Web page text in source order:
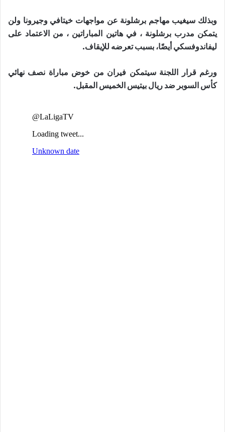
وبذلك سيغيب مهاجم برشلونة عن مواجهات خيتافي وجيرونا ولن
يتمكن مدرب برشلونة ، في هاتين المباراتين ، من الاعتماد على
ليفاندوفسكي أيضًا، بسبب تعرضه للإيقاف.
ورغم قرار اللجنة سيتمكن فيران من خوض مباراة نصف نهائي
كأس السوبر ضد ريال بيتيس الخميس المقبل.